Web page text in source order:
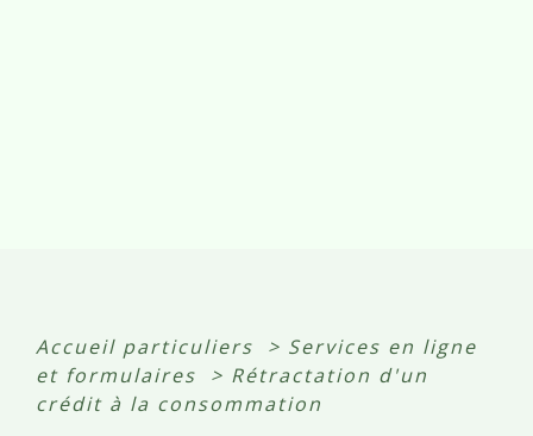
Accueil particuliers > Services en ligne
et formulaires
> Rétractation d'un
crédit à la consommation